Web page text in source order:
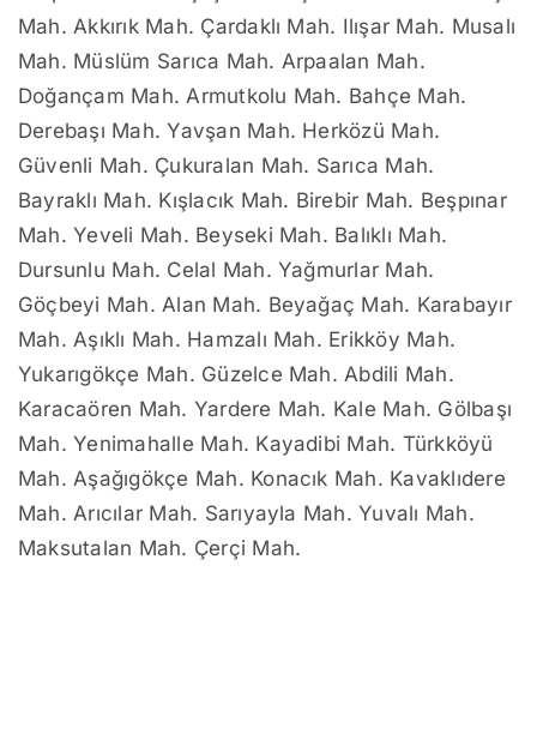
Mah. Akkırık Mah. Çardaklı Mah. Ilışar Mah. Musalı
Mah. Müslüm Sarıca Mah. Arpaalan Mah.
Doğançam Mah. Armutkolu Mah. Bahçe Mah.
Derebaşı Mah. Yavşan Mah. Herközü Mah.
Güvenli Mah. Çukuralan Mah. Sarıca Mah.
Bayraklı Mah. Kışlacık Mah. Birebir Mah. Beşpınar
Mah. Yeveli Mah. Beyseki Mah. Balıklı Mah.
Dursunlu Mah. Celal Mah. Yağmurlar Mah.
Göçbeyi Mah. Alan Mah. Beyağaç Mah. Karabayır
Mah. Aşıklı Mah. Hamzalı Mah. Erikköy Mah.
Yukarıgökçe Mah. Güzelce Mah. Abdili Mah.
Karacaören Mah. Yardere Mah. Kale Mah. Gölbaşı
Mah. Yenimahalle Mah. Kayadibi Mah. Türkköyü
Mah. Aşağıgökçe Mah. Konacık Mah. Kavaklıdere
Mah. Arıcılar Mah. Sarıyayla Mah. Yuvalı Mah.
Maksutalan Mah. Çerçi Mah.